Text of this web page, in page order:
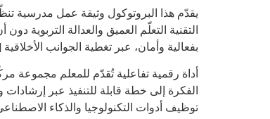
يقدّم هذا البروتوكول وثيقة عمل مدرسية
التقنية التعلّم العميق والعدالة
بفعالية وأمان، عبر تغطية الجوانب
الفكرة إلى خطة قابلة للتنفيذ عبر
توظيف أدوات التكنولوجيا والذكاء